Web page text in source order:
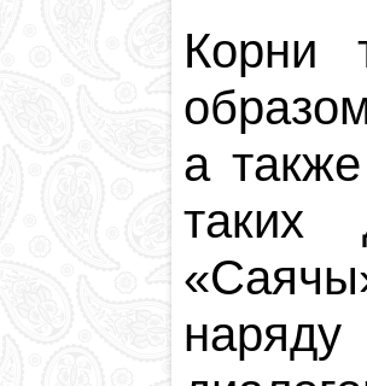
Азербайджане
Национальная
валюта
Столица
Коды и индексы
Кровавая память
Корни
а
таких
«Саячы